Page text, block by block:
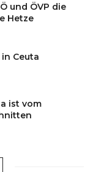
und ÖVP die
Hetze
Ceuta
ist vom